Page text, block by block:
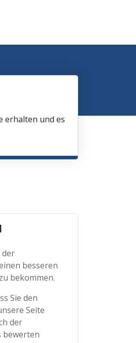
erhalten und es
der
besseren
bekommen.
Sie den
Seite
der
bewerten